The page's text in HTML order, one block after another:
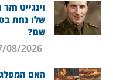
וינגייט
שלו נחת
שם?
האם